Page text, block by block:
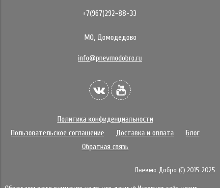
+7(967)292-88-33
МО, Домодедово
info@pnevmodobro.ru
Политика конфиденциальности
Пользовательское соглашение
Доставка и оплата
Блог
Обратная связь
Пневмо Добро (С) 2015-2025